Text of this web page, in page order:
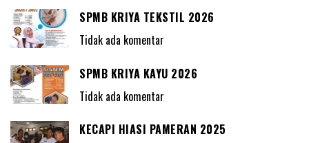
SPMB KRIYA TEKSTIL 2026
Tidak ada komentar
SPMB KRIYA KAYU 2026
Tidak ada komentar
KECAPI HIASI PAMERAN 2025